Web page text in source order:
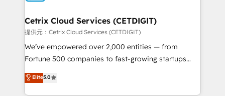
Award 🏆2020 Elite Solutions Partner 🏆2019
Integrations HubSpot Impact Award 🏆2019
Marketing Enablement HubSpot Impact Award 🏆
2018 Website Design HubSpot Impact Award 🏆2017
Growth-Driven Design Agency of the Year 🏆2016
Sales Enablement HubSpot Impact Award 🏆2015
Cetrix Cloud Services (CETDIGIT)
提供元：Cetrix Cloud Services (CETDIGIT)
We’ve empowered over 2,000 entities — from
Fortune 500 companies to fast-growing startups
and nonprofits — to streamline operations, scale
revenue, and unlock the full potential of HubSpot.
Elite5.0